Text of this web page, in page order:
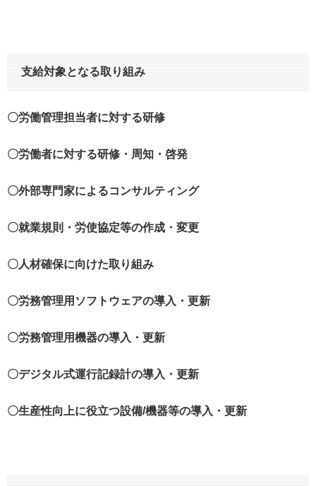
支給対象となる取り組み
〇労働管理担当者に対する研修
〇労働者に対する研修・周知・啓発
〇外部専門家によるコンサルティング
〇就業規則・労使協定等の作成・変更
〇人材確保に向けた取り組み
〇労務管理用ソフトウェアの導入・更新
〇労務管理用機器の導入・更新
〇デジタル式運行記録計の導入・更新
〇生産性向上に役立つ設備/機器等の導入・更新